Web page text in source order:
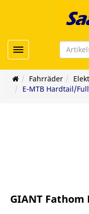
Toggle navigation
Fahrräder
E-MTB Hardtail/
GIANT Fathom